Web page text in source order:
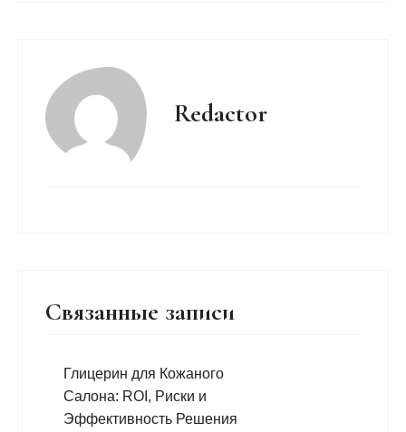
Redactor
Связанные записи
Глицерин для Кожаного
Салона: ROI, Риски и
Эффективность Решения